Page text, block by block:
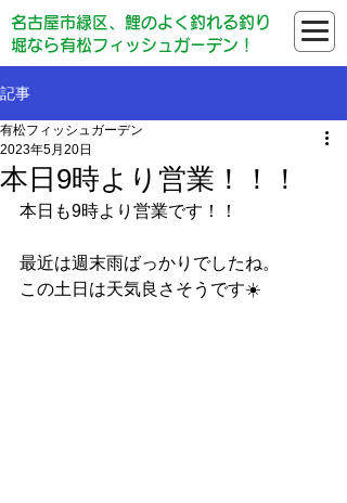
名古屋市緑区、鯉のよく釣れる釣り
堀なら有松フィッシュガーデン！
記事
本日9時より営業！！！
有松フィッシュガーデン
2023年5月20日
本日も9時より営業です！！
最近は週末雨ばっかりでしたね。
この土日は天気良さそうです☀️